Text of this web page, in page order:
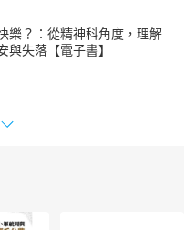
、義大利語、日文流利，曾
作坊音樂劇「彈琴說愛」，
案配音員。於2021年加入鏡
聲書作品有《審美的政
前》、《義大利音樂廚
漫遊錄》、《給我40歲的
樂？：從精神科角度，理解
與失落【電子書】